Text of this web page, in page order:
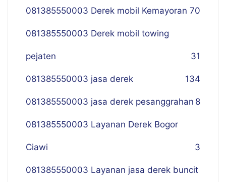
081385550003 Derek mobil Kemayoran 70
081385550003 Derek mobil towing
pejaten 31
081385550003 jasa derek 134
081385550003 jasa derek pesanggrahan 8
081385550003 Layanan Derek Bogor
Ciawi 3
081385550003 Layanan jasa derek buncit